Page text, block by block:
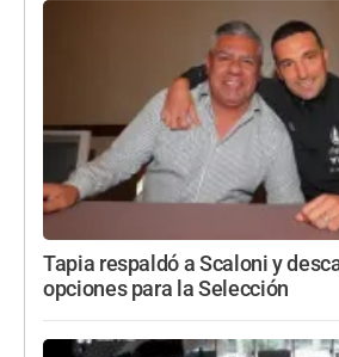
Tapia respaldó a Scaloni y
opciones para la Selección